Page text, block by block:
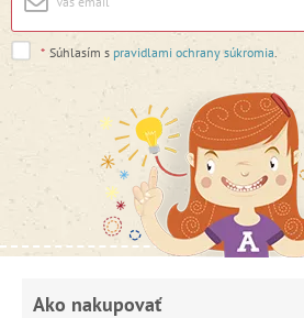
* Súhlasím s pravidlami ochrany súkromia
Ako nakupovať